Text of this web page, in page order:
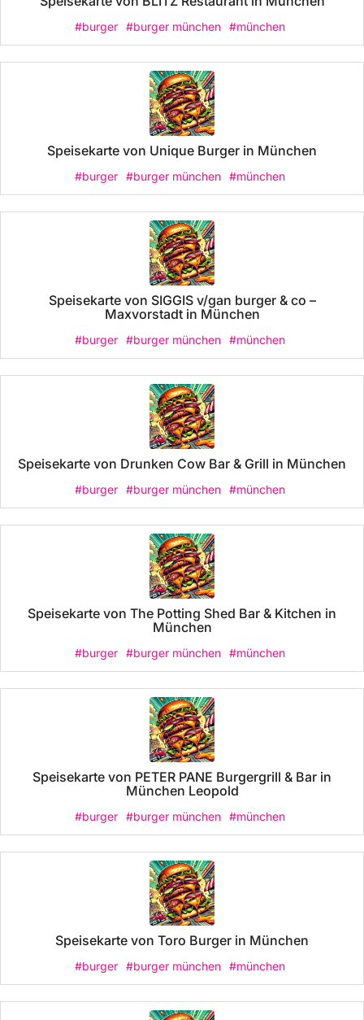
#burger #burger münchen #münchen
Speisekarte von Unique Burger in München
#burger #burger münchen #münchen
Speisekarte von SIGGIS v/gan burger & co –
Maxvorstadt in München
#burger #burger münchen #münchen
Speisekarte von Drunken Cow Bar & Grill in München
#burger #burger münchen #münchen
Speisekarte von The Potting Shed Bar & Kitchen in
München
#burger #burger münchen #münchen
Speisekarte von PETER PANE Burgergrill & Bar in
München Leopold
#burger #burger münchen #münchen
Speisekarte von Toro Burger in München
#burger #burger münchen #münchen